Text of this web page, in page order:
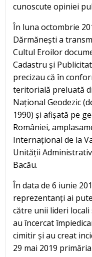
cunoscute opiniei
În luna octombrie
Dărmănești a
Cultul Eroilor
Cadastru și
precizau că în
teritorială preluată
Național Geodezic
1990) și afișată pe
României,
Internațional de la
Unității
Bacău.
În data de 6 iunie
reprezentanți ai
către unii lideri locali
au încercat
cimitir și au creat
29 mai 2019